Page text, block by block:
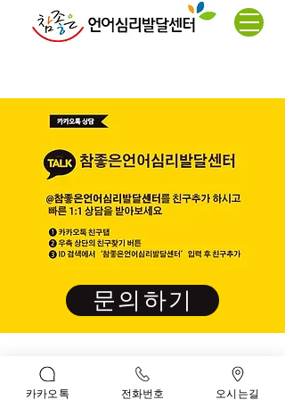
문의하기
* 대전 서구 관저북로 13번길 5 대주프리자 3층 ( 관저점)
* 대표 : 김명찬,김진실
카카오톡 전화번호 오시는길